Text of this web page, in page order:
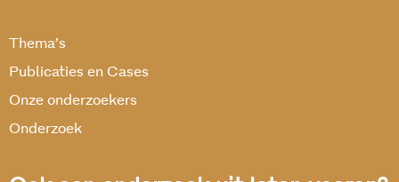
Thema’s
Publicaties en Cases
Onze onderzoekers
Onderzoek